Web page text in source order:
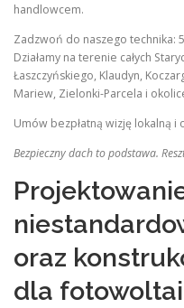
handlowcem.
Zadzwoń do naszego technika:
Działamy na terenie całych
Łaszczyńskiego, Klaudyn,
Mariew, Zielonki-Parcela i
Umów bezpłatną wizję lokalną
Bezpieczny dach to podstawa.
oraz
dla